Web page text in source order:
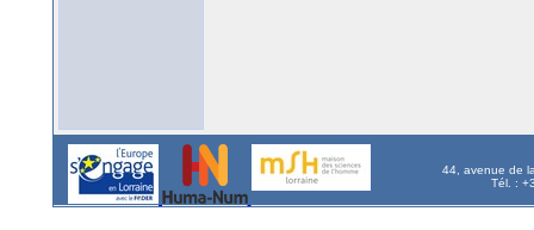
44, avenue de
Tél. :